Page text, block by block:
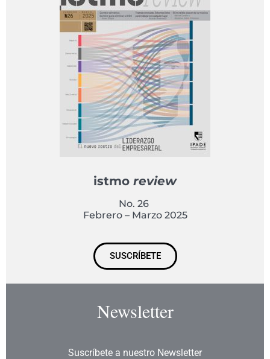
istmo review
No. 26
Febrero – Marzo 2025
SUSCRÍBETE
Newsletter
Suscríbete a nuestro Newsletter